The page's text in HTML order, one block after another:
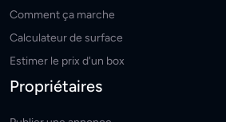
Comment ça marche
Calculateur de surface
Estimer le prix d'un box
Propriétaires